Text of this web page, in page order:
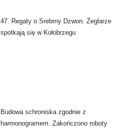
47. Regaty o Srebrny Dzwon. Żeglarze
spotkają się w Kołobrzegu
Budowa schroniska zgodnie z
harmonogramem. Zakończono roboty